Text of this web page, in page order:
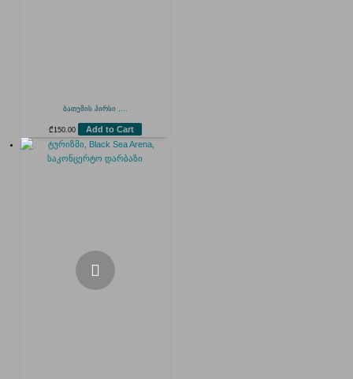
ბათუმის პირსი ,...
₾ 150.00 Add to Cart